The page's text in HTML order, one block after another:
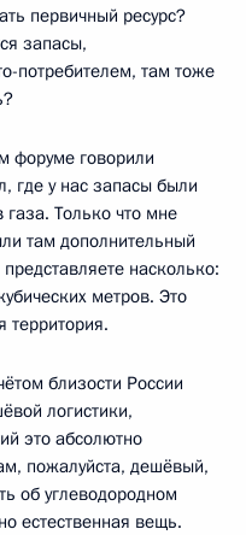
первичный ресурс?
запасы,
потребителем, там тоже
форуме говорили
где у нас запасы были
Только что мне
там дополнительный
насколько:
метров. Это
территория.
близости России
логистики,
это абсолютно
пожалуйста, дешёвый,
об углеводородном
естественная вещь.